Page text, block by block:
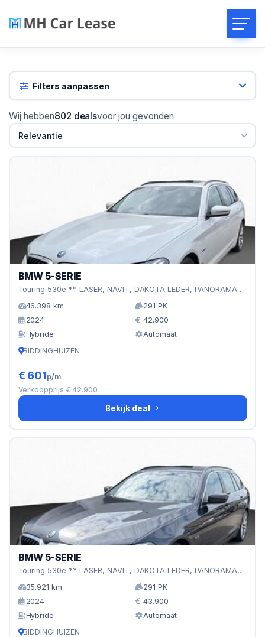
Filters aanpassen
Wij hebben802 dealsvoor jou gevonden
Relevantie
BMW 5-SERIE
Touring 530e ** LASER, NAVI+, DAKOTA LEDER, PANORAMA, H
46.398 km
291 PK
2024
42.900
Hybride
Automaat
BIDDINGHUIZEN
€ 601p/m
Verkoopprijs € 42.900
Bekijk deal
BMW 5-SERIE
Touring 530e ** LASER, NAVI+, DAKOTA LEDER, PANORAMA, H
35.921 km
291 PK
2024
43.900
Hybride
Automaat
BIDDINGHUIZEN